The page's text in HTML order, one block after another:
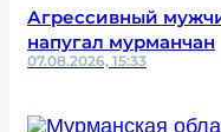
Агрессивный
напугал мурманчан
07.08.2026, 15:33